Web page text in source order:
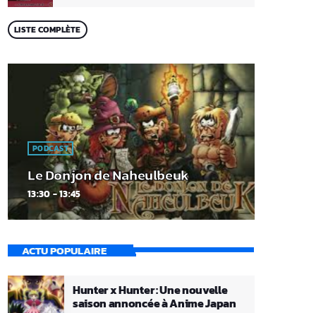
LISTE COMPLÈTE
PODCAST
Le Donjon de Naheulbeuk
13:30 - 13:45
ACTU POPULAIRE
Hunter x Hunter : Une nouvelle
saison annoncée à Anime Japan